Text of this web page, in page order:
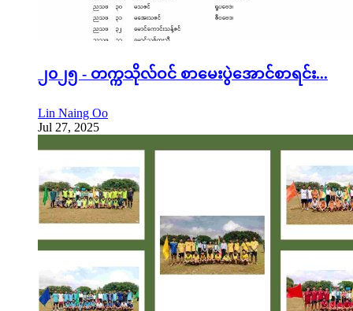
၂၀၂၅ - တက္ကသိုလ်ဝင် စာမေးပွဲအောင်စာရင်း...
Lin Naing Oo
Jul 27, 2025